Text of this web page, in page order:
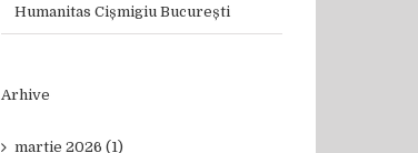
Humanitas Cișmigiu București
Arhive
martie 2026 (1)